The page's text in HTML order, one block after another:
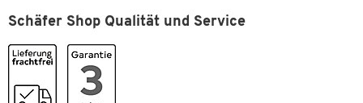
Tiefe [mm] 92
Maße
Schäfer Shop Qualität und Service